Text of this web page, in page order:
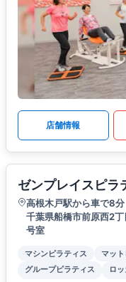
店舗情報
ゼンプレイスピラ
高根木戸駅から車で8分
千葉県船橋市前原西2
号室
マシンピラティス マッ
グループピラティス
ロ